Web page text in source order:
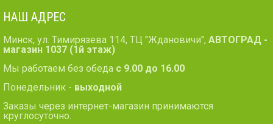
НАШ АДРЕС
Минск, ул. Тимирязева 114, ТЦ "Ждановичи", АВТОГРАД -
магазин 1037 (1й этаж)
Мы работаем без обеда с 9.00 до 16.00
Понедельник - выходной
Заказы через интернет-магазин принимаются
круглосуточно.